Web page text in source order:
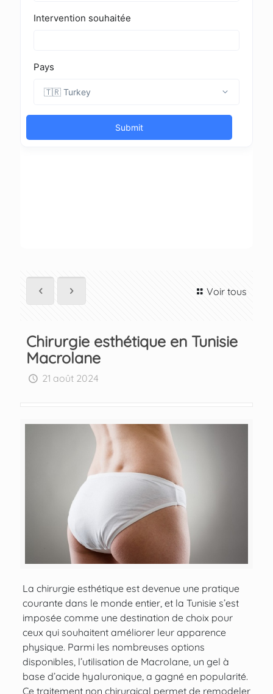
Voir tous
Chirurgie esthétique en Tunisie
Macrolane
21 août 2024
La chirurgie esthétique est devenue une pratique
courante dans le monde entier, et la Tunisie s’est
imposée comme une destination de choix pour
ceux qui souhaitent améliorer leur apparence
physique. Parmi les nombreuses options
disponibles, l’utilisation de Macrolane, un gel à
base d’acide hyaluronique, a gagné en popularité.
Ce traitement non chirurgical permet de remodeler